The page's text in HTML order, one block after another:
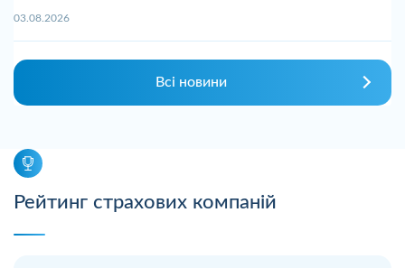
03.08.2026
Всі новини
Рейтинг страхових компаній